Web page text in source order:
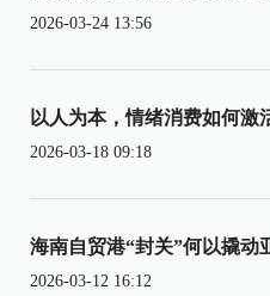
2026-03-24 13:56
以人为本，情绪消费如何激
2026-03-18 09:18
海南自贸港“封关”何以撬动
2026-03-12 16:12